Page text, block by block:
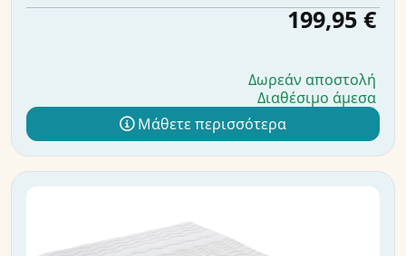
199,95 €
Δωρεάν αποστολή
Διαθέσιμο άμεσα
Μάθετε περισσότερα